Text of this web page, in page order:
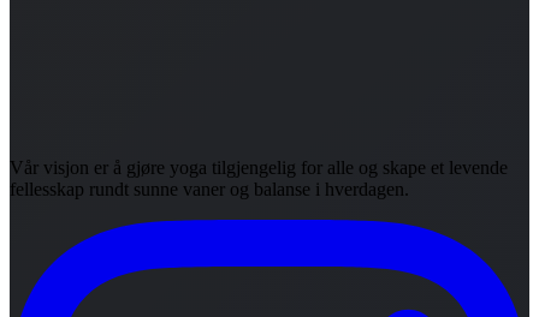
Vår visjon er å gjøre yoga tilgjengelig for alle og skape et levende
fellesskap rundt sunne vaner og balanse i hverdagen.